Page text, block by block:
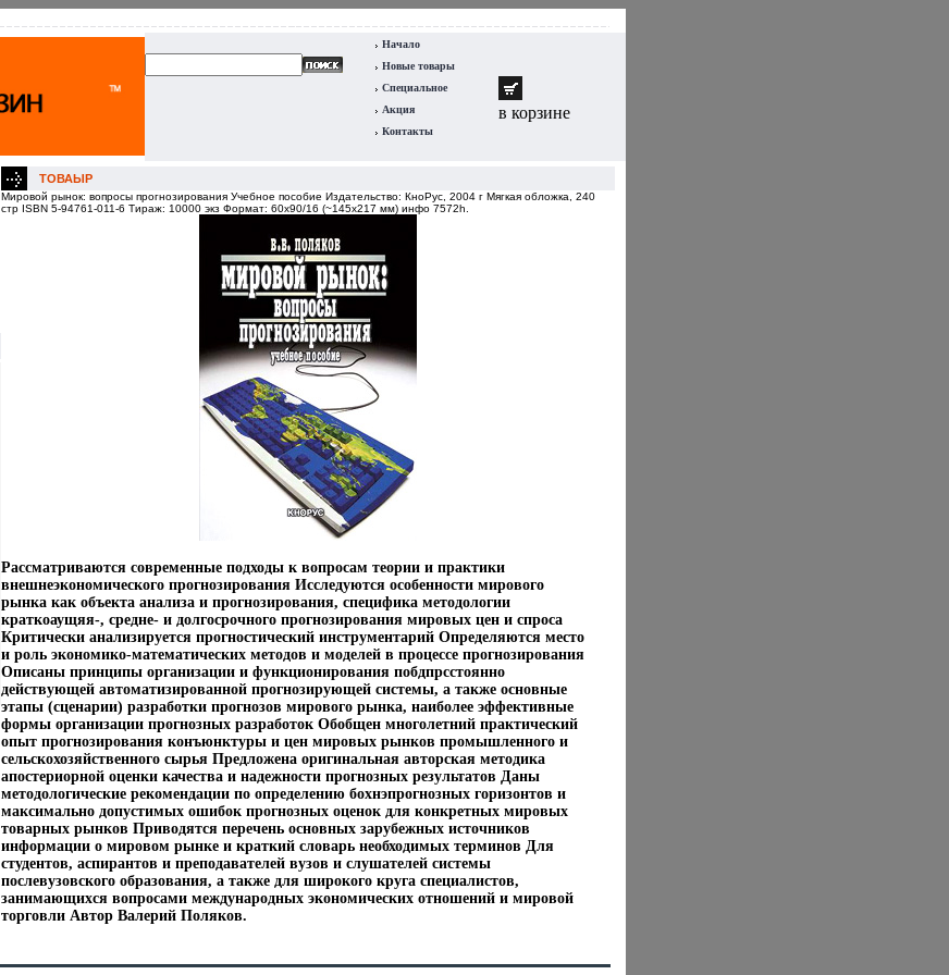
Начало
Новые товары
Специальное
Акция
Контакты
в корзине
ТОВАЫР
Мировой рынок: вопросы прогнозирования Учебное пособие Издательство: КноРус, 2004 г Мягкая обложка, 240
стр ISBN 5-94761-011-6 Тираж: 10000 экз Формат: 60x90/16 (~145х217 мм) инфо 7572h.
Рассматриваются современные подходы к вопросам теории и практики
внешнеэкономического прогнозирования Исследуются особенности мирового
рынка как объекта анализа и прогнозирования, специфика методологии
краткоаущяя-, средне- и долгосрочного прогнозирования мировых цен и спроса
Критически анализируется прогностический инструментарий Определяются место
и роль экономико-математических методов и моделей в процессе прогнозирования
Описаны принципы организации и функционирования побдпрсстоянно
действующей автоматизированной прогнозирующей системы, а также основные
этапы (сценарии) разработки прогнозов мирового рынка, наиболее эффективные
формы организации прогнозных разработок Обобщен многолетний практический
опыт прогнозирования конъюнктуры и цен мировых рынков промышленного и
сельскохозяйственного сырья Предложена оригинальная авторская методика
апостериорной оценки качества и надежности прогнозных результатов Даны
методологические рекомендации по определению бохнэпрогнозных горизонтов и
максимально допустимых ошибок прогнозных оценок для конкретных мировых
товарных рынков Приводятся перечень основных зарубежных источников
информации о мировом рынке и краткий словарь необходимых терминов Для
студентов, аспирантов и преподавателей вузов и слушателей системы
послевузовского образования, а также для широкого круга специалистов,
занимающихся вопросами международных экономических отношений и мировой
торговли Автор Валерий Поляков.